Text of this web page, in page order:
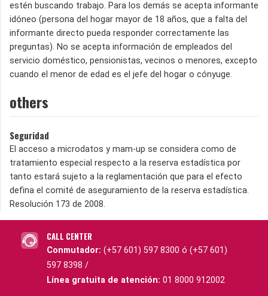
estén buscando trabajo. Para los demás se acepta informante
idóneo (persona del hogar mayor de 18 años, que a falta del
informante directo pueda responder correctamente las
preguntas). No se acepta información de empleados del
servicio doméstico, pensionistas, vecinos o menores, excepto
cuando el menor de edad es el jefe del hogar o cónyuge.
others
Seguridad
El acceso a microdatos y mam-up se considera como de
tratamiento especial respecto a la reserva estadística por
tanto estará sujeto a la reglamentación que para el efecto
defina el comité de aseguramiento de la reserva estadística.
Resolución 173 de 2008.
CALL CENTER
Conmutador: (+57 601) 597 8300 ó (+57 601)
597 8398 /
Línea gratuita de atención: 01 8000 912002